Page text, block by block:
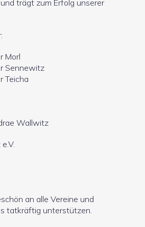
trägt zum Erfolg unserer
Morl
Sennewitz
Teicha
Wallwitz
an alle Vereine und
tatkräftig unterstützen.